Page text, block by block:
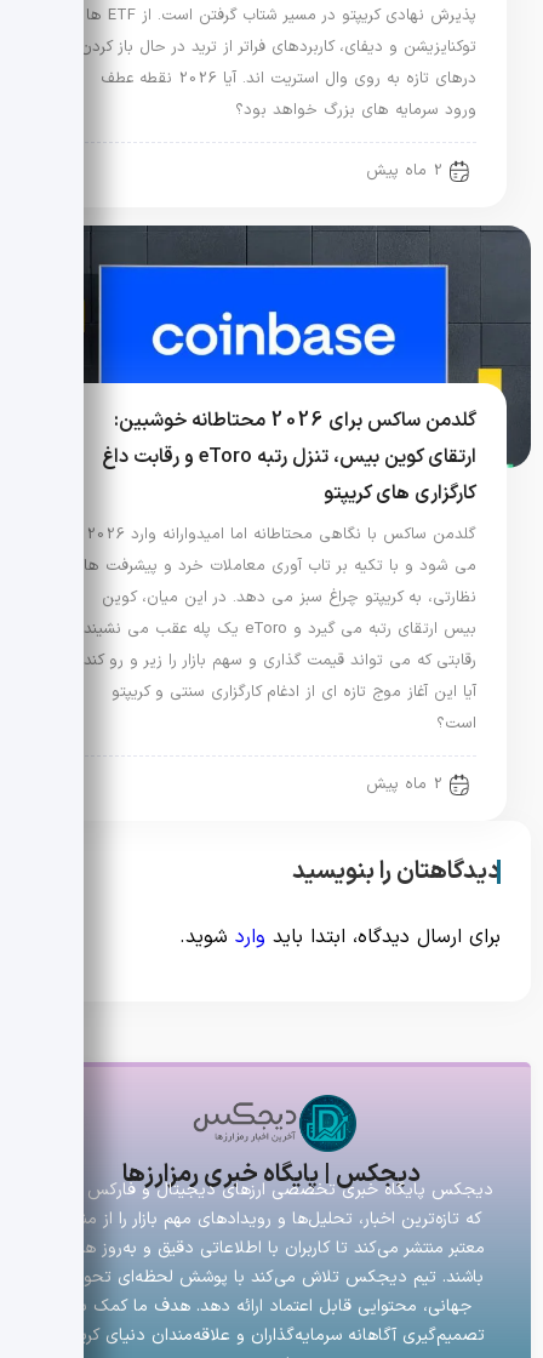
پذیرش نهادی کریپتو در مسیر شتاب گرفتن است. از ETF ها تا
توکنایزیشن و دیفای، کاربردهای فراتر از ترید در حال باز کردن
درهای تازه به روی وال استریت اند. آیا 2026 نقطه عطف
ورود سرمایه های بزرگ خواهد بود؟
2 ماه پیش
گلدمن ساکس برای 2026 محتاطانه خوشبین:
ارتقای کوین بیس، تنزل رتبه eToro و رقابت داغ
کارگزاری های کریپتو
گلدمن ساکس با نگاهی محتاطانه اما امیدوارانه وارد 2026
می شود و با تکیه بر تاب آوری معاملات خرد و پیشرفت های
نظارتی، به کریپتو چراغ سبز می دهد. در این میان، کوین
بیس ارتقای رتبه می گیرد و eToro یک پله عقب می نشیند؛
رقابتی که می تواند قیمت گذاری و سهم بازار را زیر و رو کند.
آیا این آغاز موج تازه ای از ادغام کارگزاری سنتی و کریپتو
است؟
2 ماه پیش
دیدگاهتان را بنویسید
برای ارسال دیدگاه، ابتدا باید وارد شوید.
دیجکس | پایگاه خبری رمزارزها
دیجکس پایگاه خبری تخصصی ارزهای دیجیتال و فارکس است
که تازه‌ترین اخبار، تحلیل‌ها و رویدادهای مهم بازار را از منابع
معتبر منتشر می‌کند تا کاربران با اطلاعاتی دقیق و به‌روز همراه
باشند. تیم دیجکس تلاش می‌کند با پوشش لحظه‌ای تحولات
جهانی، محتوایی قابل اعتماد ارائه دهد. هدف ما کمک به
تصمیم‌گیری آگاهانه سرمایه‌گذاران و علاقه‌مندان دنیای کریپتو